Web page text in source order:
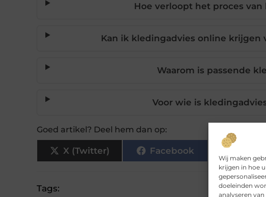
Wij maken
krijgen in hoe
doeleinden
analyseren
Hoe verloopt het proces
Kan ik kledingadvies online krijgen
Waarom is passende
Voor wie is
Goed artikel? Deel hem dan op:
X (Twitter) Facebook
Tags: